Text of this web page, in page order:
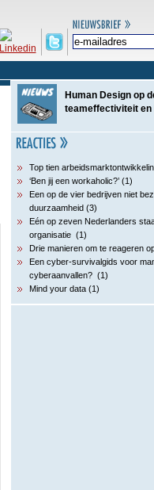
Human Design op
teameffectiviteit
Top tien
‘Ben jij een workaholic?’ (1)
Een op de vier bedrijven niet
duurzaamheid (3)
Eén op zeven Nederlanders
organisatie (1)
Drie manieren om te reageren
Een cyber-survivalgids voor
cyberaanvallen? (1)
Mind your data (1)